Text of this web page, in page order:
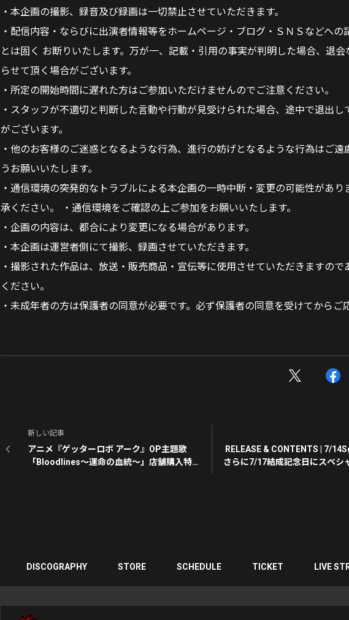
・本企画の撮影、録音及び録画は一切禁止させていただきます。
・配信内容・ならびに出演者情報等をホームページ・ブログ・ＳＮＳなどへの
とは固く お断りいたします。万が一、記載・引用の事実が判明した場合、退
らせて頂く場合がございます。
・所定の開始時間に遅れた方はご参加いただけませんのでご注意ください。
・スタッフが不適切と判断した言動や行動が見受けられた場合、途中で退出し
がございます。
・他のお客様のご迷惑となるような行為、進行の妨げとなるような行為はご遠
うお願いいたします。
・通信環境の突発的なトラブルによる本企画の一時中断・変更の可能性があり
承ください。 ・通信環境をご確認の上ご参加をお願いいたします。
・企画の内容は、都合により変更になる場合があります。
・本企画は運営者側にて撮影、録画させていただきます。
・撮影された作品は、放送・販売商品・宣伝等に使用させていただきますので
ください。
・未成年者の方は保護者の同意が必要です。必ず保護者の同意を受けてからご
新しい記事
アニメ『ゲッターロボ アーク』OP主題歌
「Bloodlines〜運命の血統〜」店舗購入特典
RELEASE & CONTENTS | 7/
さらに7/17結成記念日にスペシ
DISCOGRAPHY STORE SCHEDULE TICKET LIVE